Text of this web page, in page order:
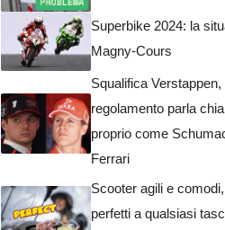
Superbike 2024: la
Magny-Cours
Squalifica Verstappen,
regolamento parla
proprio come
Ferrari
Scooter agili e
perfetti a qualsiasi